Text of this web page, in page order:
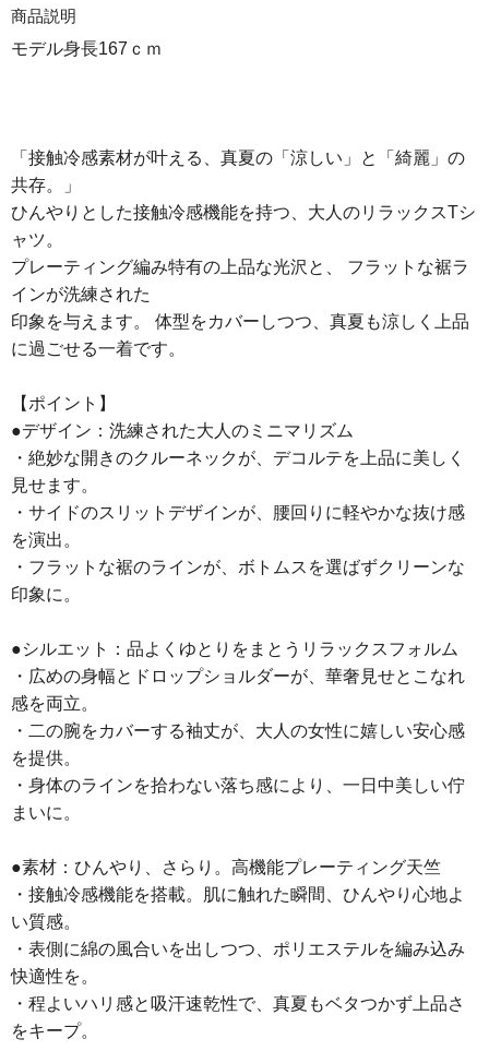
商品説明
モデル身長167ｃｍ
「接触冷感素材が叶える、真夏の「涼しい」と「綺麗」の
共存。」
ひんやりとした接触冷感機能を持つ、大人のリラックスTシ
ャツ。
プレーティング編み特有の上品な光沢と、 フラットな裾ラ
インが洗練された
印象を与えます。 体型をカバーしつつ、真夏も涼しく上品
に過ごせる一着です。
【ポイント】
●デザイン：洗練された大人のミニマリズム
・絶妙な開きのクルーネックが、デコルテを上品に美しく
見せます。
・サイドのスリットデザインが、腰回りに軽やかな抜け感
を演出。
・フラットな裾のラインが、ボトムスを選ばずクリーンな
印象に。
●シルエット：品よくゆとりをまとうリラックスフォルム
・広めの身幅とドロップショルダーが、華奢見せとこなれ
感を両立。
・二の腕をカバーする袖丈が、大人の女性に嬉しい安心感
を提供。
・身体のラインを拾わない落ち感により、一日中美しい佇
まいに。
●素材：ひんやり、さらり。高機能プレーティング天竺
・接触冷感機能を搭載。肌に触れた瞬間、ひんやり心地よ
い質感。
・表側に綿の風合いを出しつつ、ポリエステルを編み込み
快適性を。
・程よいハリ感と吸汗速乾性で、真夏もベタつかず上品さ
をキープ。